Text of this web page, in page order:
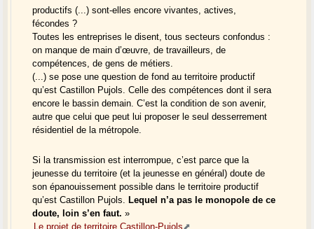
productifs (...) sont-elles encore vivantes, actives,
fécondes ?
Toutes les entreprises le disent, tous secteurs confondus :
on manque de main d’œuvre, de travailleurs, de
compétences, de gens de métiers.
(...) se pose une question de fond au territoire productif
qu’est Castillon Pujols. Celle des compétences dont il sera
encore le bassin demain. C’est la condition de son avenir,
autre que celui que peut lui proposer le seul desserrement
résidentiel de la métropole.
Si la transmission est interrompue, c’est parce que la
jeunesse du territoire (et la jeunesse en général) doute de
son épanouissement possible dans le territoire productif
qu’est Castillon Pujols.
Lequel n’a pas le monopole de ce
doute, loin s’en faut. »
Le projet de territoire Castillon-Pujols